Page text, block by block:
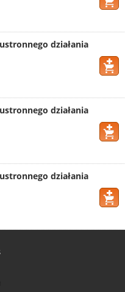
działania
działania
działania